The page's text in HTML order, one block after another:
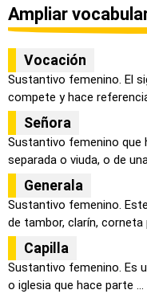
Ampliar
Vocación
Sustantivo femenino. El
compete y hace
Señora
Sustantivo femenino que
separada o viuda, o de
Generala
Sustantivo femenino.
de tambor, clarín, corneta
Capilla
Sustantivo femenino. Es
o iglesia que hace parte ...